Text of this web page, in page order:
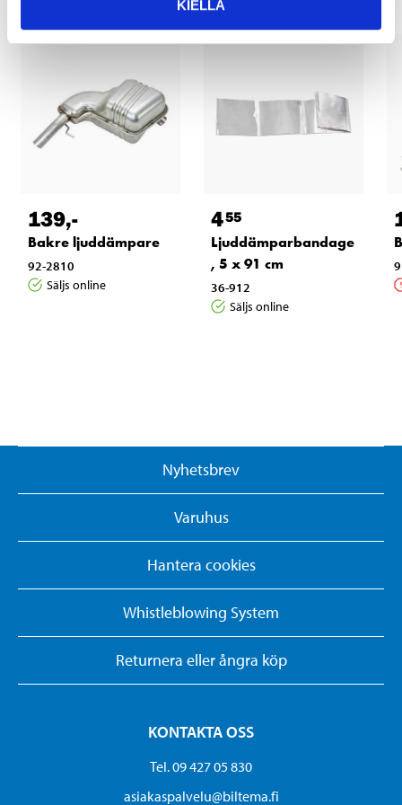
KIELLÄ
139,-
Bakre ljuddämpare
92-2810
Säljs online
455
Ljuddämparbandage
, 5 x 91 cm
36-912
Säljs online
Nyhetsbrev
Varuhus
Hantera cookies
Whistleblowing System
Returnera eller ångra köp
KONTAKTA OSS
Tel. 09 427 05 830
asiakaspalvelu@biltema.fi